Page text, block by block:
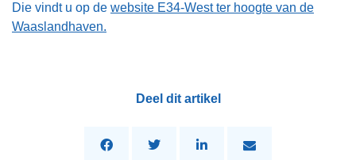
Die vindt u op de website E34-West ter hoogte van de
Waaslandhaven.
Deel dit artikel